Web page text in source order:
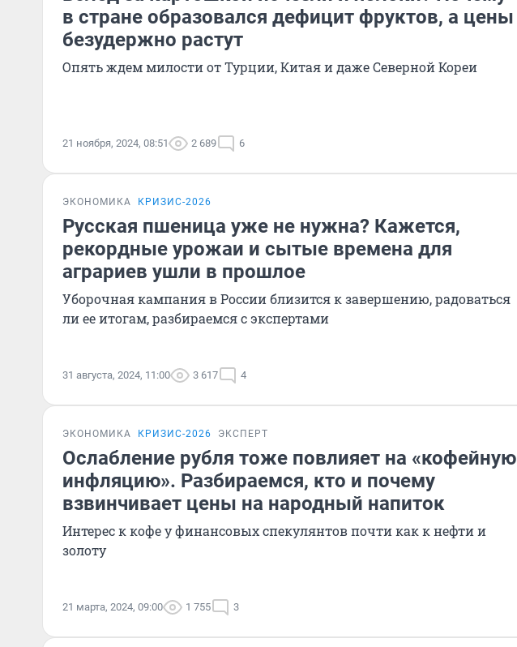
в стране образовался дефицит фруктов, а цены
безудержно растут
Опять ждем милости от Турции, Китая и даже Северной Кореи
21 ноября, 2024, 08:51 2 689 6
ЭКОНОМИКА КРИЗИС-2026
Русская пшеница уже не нужна? Кажется,
рекордные урожаи и сытые времена для
аграриев ушли в прошлое
Уборочная кампания в России близится к завершению, радоваться
ли ее итогам, разбираемся с экспертами
31 августа, 2024, 11:00 3 617 4
ЭКОНОМИКА КРИЗИС-2026 ЭКСПЕРТ
Ослабление рубля тоже повлияет на «кофейную
инфляцию». Разбираемся, кто и почему
взвинчивает цены на народный напиток
Интерес к кофе у финансовых спекулянтов почти как к нефти и
золоту
21 марта, 2024, 09:00 1 755 3